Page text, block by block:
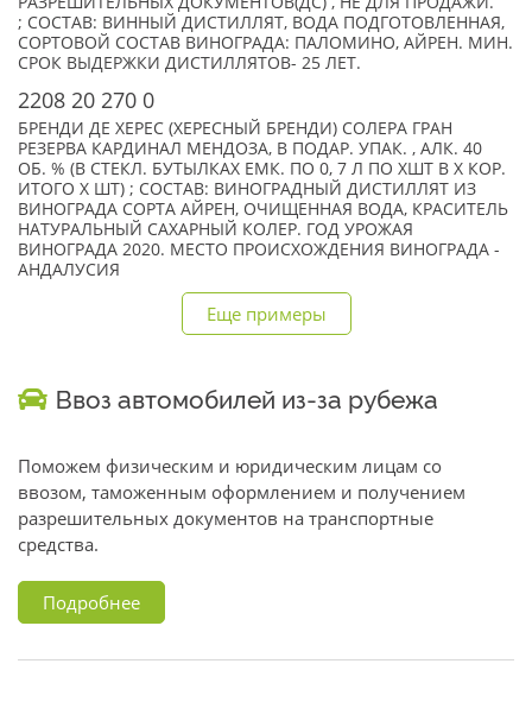
; СОСТАВ: ВИННЫЙ ДИСТИЛЛЯТ, ВОДА ПОДГОТОВЛЕННАЯ,
СОРТОВОЙ СОСТАВ ВИНОГРАДА: ПАЛОМИНО, АЙРЕН. МИН.
СРОК ВЫДЕРЖКИ ДИСТИЛЛЯТОВ- 25 ЛЕТ.
2208 20 270 0
БРЕНДИ ДЕ ХЕРЕС (ХЕРЕСНЫЙ БРЕНДИ) СОЛЕРА ГРАН
РЕЗЕРВА КАРДИНАЛ МЕНДОЗА, В ПОДАР. УПАК. , АЛК. 40
ОБ. % (В СТЕКЛ. БУТЫЛКАХ ЕМК. ПО 0, 7 Л ПО XШТ В X КОР.
ИТОГО X ШТ) ; СОСТАВ: ВИНОГРАДНЫЙ ДИСТИЛЛЯТ ИЗ
ВИНОГРАДА СОРТА АЙРЕН, ОЧИЩЕННАЯ ВОДА, КРАСИТЕЛЬ
НАТУРАЛЬНЫЙ САХАРНЫЙ КОЛЕР. ГОД УРОЖАЯ
ВИНОГРАДА 2020. МЕСТО ПРОИСХОЖДЕНИЯ ВИНОГРАДА -
АНДАЛУСИЯ
Еще примеры
Ввоз автомобилей из-за рубежа
Поможем физическим и юридическим лицам со
ввозом, таможенным оформлением и получением
разрешительных документов на транспортные
средства.
Подробнее